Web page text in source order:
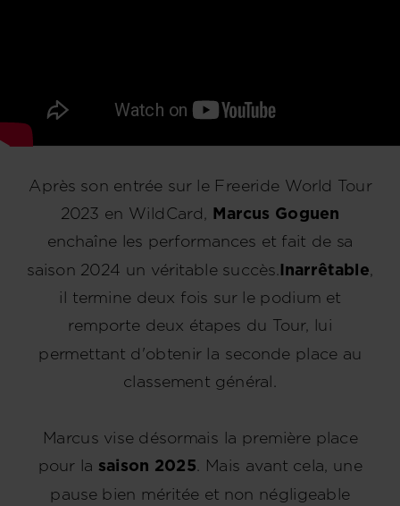
Après son entrée sur le Freeride World Tour
2023 en WildCard, Marcus Goguen
enchaîne les performances et fait de sa
saison 2024 un véritable succès.Inarrêtable,
il termine deux fois sur le podium et
remporte deux étapes du Tour, lui
permettant d'obtenir la seconde place au
classement général.
Marcus vise désormais la première place
pour la saison 2025. Mais avant cela, une
pause bien méritée et non négligeable